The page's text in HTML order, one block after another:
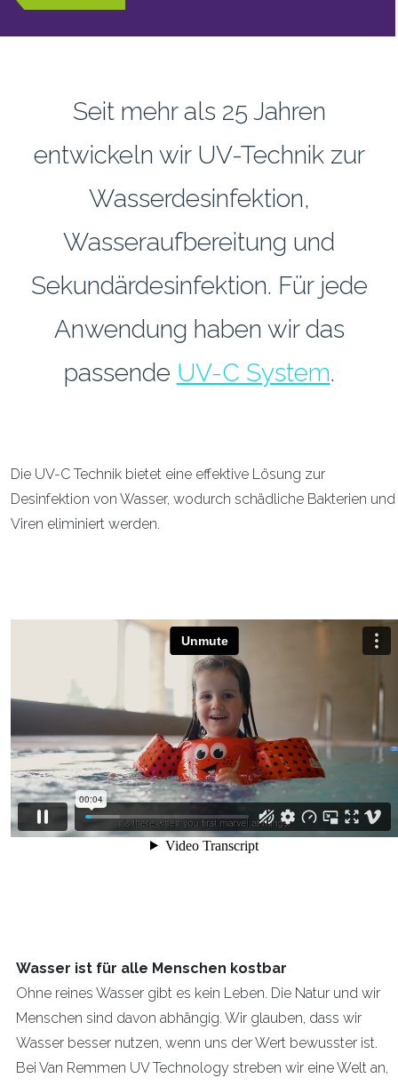
Seit mehr als 25 Jahren
entwickeln wir UV-Technik zur
Wasserdesinfektion,
Wasseraufbereitung und
Sekundärdesinfektion. Für jede
Anwendung haben wir das
passende UV-C System.
Die UV-C Technik bietet eine effektive Lösung zur
Desinfektion von Wasser, wodurch schädliche Bakterien und
Viren eliminiert werden.
Wasser ist für alle Menschen kostbar
Ohne reines Wasser gibt es kein Leben. Die Natur und wir
Menschen sind davon abhängig. Wir glauben, dass wir
Wasser besser nutzen, wenn uns der Wert bewusster ist.
Bei Van Remmen UV Technology streben wir eine Welt an,